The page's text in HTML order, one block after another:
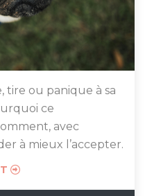
tire ou panique à sa
ce
avec
à mieux l’accepter.